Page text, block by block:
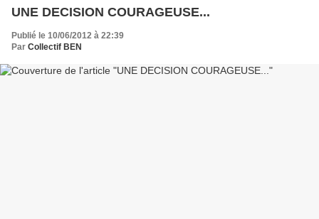
UNE DECISION COURAGEUSE...
Publié le 10/06/2012 à 22:39
Par Collectif BEN